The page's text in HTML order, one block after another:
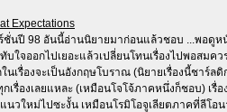
Expectations
ชั่นปี 98 อันนี้อ่านนิยายมาก่อนแล้วชอบ ...พอดูห
บใจออกไปเยอะแล้วเปลี่ยนโทนเรื่องไปพอสมคว
นเรื่องจะเป็นอังกฤษโบราณ (นิยายเรื่องนี้ชาร์ล
เรื่องเลยแหละ (เหมือนโจโจ้ภาคหนึ่งก็ชอบ) เ
แนวใหม่ไปซะงั้น เหมือนโรมิโอจูเลียตภาคที่ลีโ